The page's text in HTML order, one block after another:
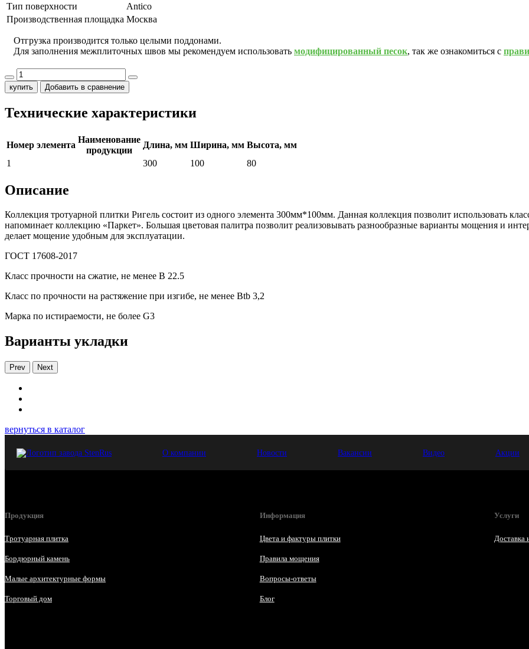
Тип поверхности
Antico
Производственная площадка Москва
Отгрузка производится только целыми поддонами.
Для заполнения межплиточных швов мы рекомендуем использовать модифицированный песок, так же ознакомиться с
купить Добавить в сравнение
Технические характеристики
Номер элемента
Наименование
продукции
Длина, мм Ширина, мм Высота, мм
1
300 100 80
Описание
Коллекция тротуарной плитки Ригель состоит из одного элемента 300мм*100мм. Данная коллекция позволит использовать
напоминает коллекцию «Паркет». Большая цветовая палитра позволит реализовывать разнообразные варианты мощения и
делает мощение удобным для эксплуатации.
ГОСТ 17608-2017
Класс прочности на сжатие, не менее В 22.5
Класс по прочности на растяжение при изгибе, не менее Вtb 3,2
Марка по истираемости, не более G3
Варианты укладки
Prev Next
вернуться в каталог
О компании Новости Вакансии Видео Акции
Продукция
Тротуарная плитка
Бордюрный камень
Малые архитектурные формы
Торговый дом
Информация
Цвета и фактуры плитки
Правила мощения
Вопросы-ответы
Блог
Услуги
Доставка